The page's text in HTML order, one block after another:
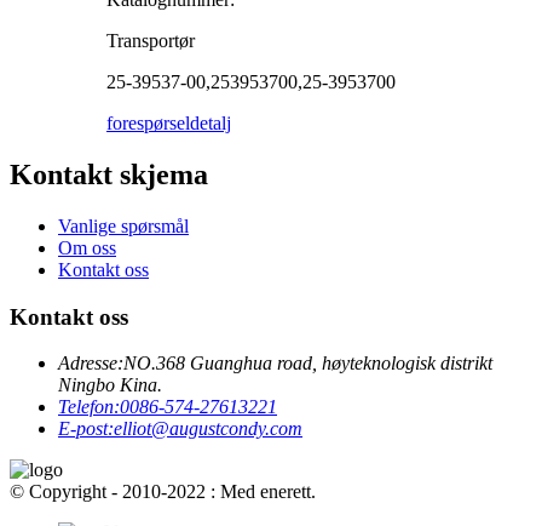
Transportør
25-39537-00,253953700,25-3953700
forespørseldetalj
Kontakt skjema
Vanlige spørsmål
Om oss
Kontakt oss
Kontakt oss
Adresse:NO.368 Guanghua road, høyteknologisk distrikt
Ningbo Kina.
Telefon:0086-574-27613221
E-post:elliot@augustcondy.com
© Copyright - 2010-2022 : Med enerett.